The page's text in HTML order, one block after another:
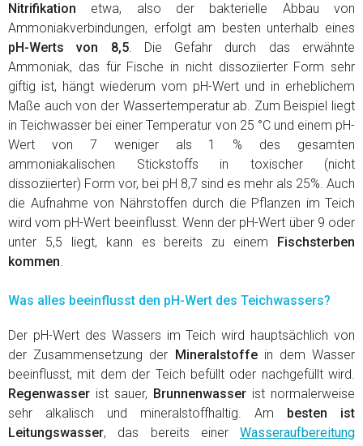
Nitrifikation etwa, also der bakterielle Abbau von
Ammoniakverbindungen, erfolgt am besten unterhalb eines
pH-Werts von 8,5. Die Gefahr durch das erwähnte
Ammoniak, das für Fische in nicht dissoziierter Form sehr
giftig ist, hängt wiederum vom pH-Wert und in erheblichem
Maße auch von der Wassertemperatur ab. Zum Beispiel liegt
in Teichwasser bei einer Temperatur von 25 °C und einem pH-
Wert von 7 weniger als 1 % des gesamten
ammoniakalischen Stickstoffs in toxischer (nicht
dissoziierter) Form vor, bei pH 8,7 sind es mehr als 25%. Auch
die Aufnahme von Nährstoffen durch die Pflanzen im Teich
wird vom pH-Wert beeinflusst. Wenn der pH-Wert über 9 oder
unter 5,5 liegt, kann es bereits zu einem
Fischsterben
kommen.
Was alles beeinflusst den pH-Wert des Teichwassers?
Der pH-Wert des Wassers im Teich wird hauptsächlich von
der Zusammensetzung der
Mineralstoffein dem Wasser
beeinflusst, mit dem der Teich befüllt oder nachgefüllt wird.
Regenwasser ist sauer, Brunnenwasser ist normalerweise
sehr alkalisch und mineralstoffhaltig. Am
besten ist
Leitungswasser, das bereits einer Wasseraufbereitung